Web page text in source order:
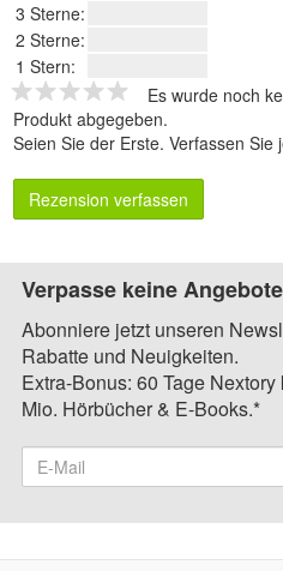
3 Sterne:
2 Sterne:
1 Stern:
Es wurde noch
Produkt abgegeben.
Seien Sie der Erste. Verfassen Sie
Rezension verfassen
Verpasse keine
Abonniere jetzt unseren
Rabatte und Neuigkeiten.
Extra-Bonus: 60 Tage
Mio. Hörbücher & E-Books.*